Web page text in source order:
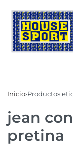
Inicio›Productos
jean
pretina